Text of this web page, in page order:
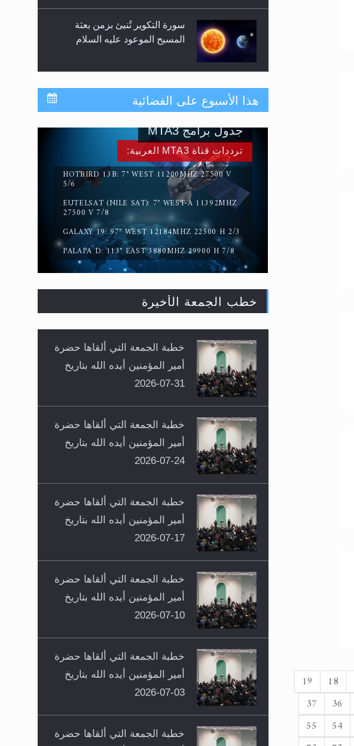
18
19
36
37
54
55
سورة التكوير تُنبئ بزمن بعثة
المسيح الموعود عليه السلام
حقيقة المسيح الدجال
القرآن قاضٍ وحكمٌ على السنة
ومهيمنٌ عليها.. ليس العكس
هذا الأسبوع على الفضائية
ترددات قناة MTA3 العربية:
HOTBIRD 13B: 7° WEST 11200MHZ 27500 V
5/6
EUTELSAT (NILE SAT): 7° WEST-A 11392MHZ
27500 V 7/8
GALAXY 19: 97° WEST 12184MHZ 22500 H 2/3
PALAPA D: 113° EAST 3880MHZ 29900 H 7/8
جدول برامج MTA3
خطب الجمعة الأخيرة
خطبة الجمعة التي ألقاها حضرة
أمير المؤمنين أيده الله بتاريخ
31-07-2026
خطبة الجمعة التي ألقاها حضرة
أمير المؤمنين أيده الله بتاريخ
24-07-2026
خطبة الجمعة التي ألقاها حضرة
أمير المؤمنين أيده الله بتاريخ
17-07-2026
خطبة الجمعة التي ألقاها حضرة
أمير المؤمنين أيده الله بتاريخ
10-07-2026
خطبة الجمعة التي ألقاها حضرة
أمير المؤمنين أيده الله بتاريخ
03-07-2026
خطبة الجمعة التي ألقاها حضرة